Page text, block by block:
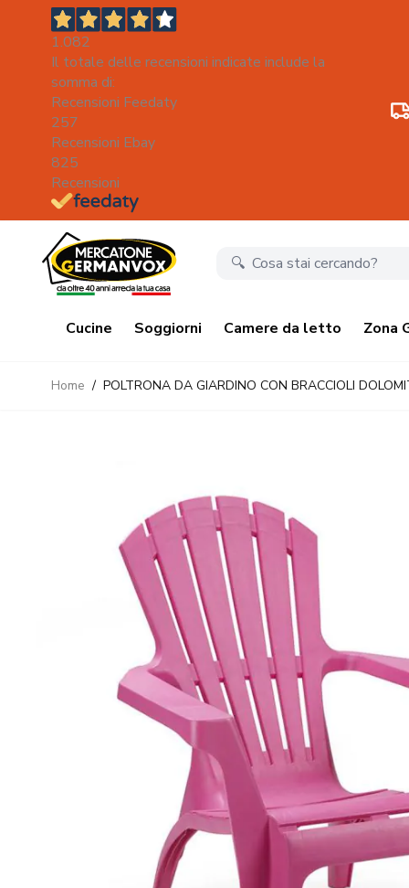
1.082
Il totale delle recensioni indicate include la
somma di:
Recensioni Feedaty
257
Recensioni Ebay
825
Recensioni
Salta al contenuto
Cucine Soggiorni Camere da letto Zona
Home / POLTRONA DA GIARDINO CON BRACCIOLI